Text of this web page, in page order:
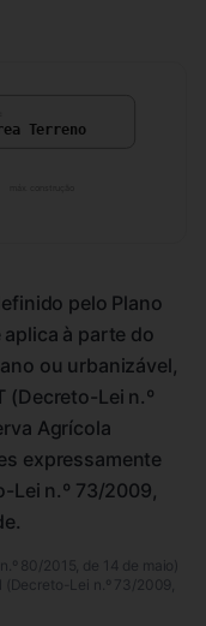
Terreno
pelo Plano
à parte do
ou urbanizável,
(Decreto-Lei n.º
Agrícola
expressamente
Lei n.º 73/2009,
80/2015, de 14 de maio)
(Decreto-Lei n.º 73/2009,